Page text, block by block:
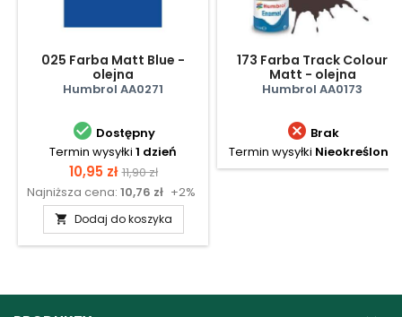
025 Farba Matt Blue -
olejna
Humbrol AA0271
 Dostępny
Termin wysyłki 1 dzień
Cena
10,95 zł Cena
podstawowa
11,90 zł
Najniższa cena: 10,76 zł +2%
 Dodaj do koszyka
173 Farba Track Colour
Matt - olejna
Humbrol AA0173
 Brak
Termin wysyłki Nieokreślony